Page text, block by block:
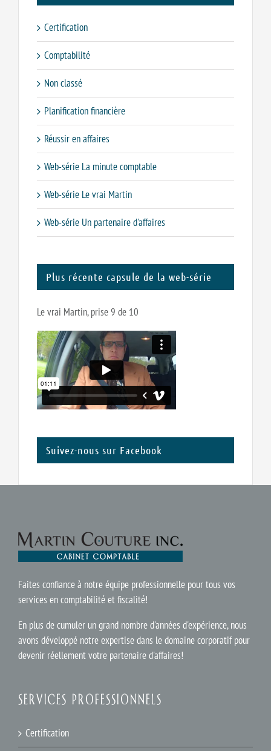
Certification
Comptabilité
Non classé
Planification financière
Réussir en affaires
Web-série La minute comptable
Web-série Le vrai Martin
Web-série Un partenaire d'affaires
Plus récente capsule de la web-série
Le vrai Martin, prise 9 de 10
Suivez-nous sur Facebook
Faites confiance à notre équipe professionnelle pour tous vos
services en comptabilité et fiscalité!
En plus de cumuler un grand nombre d'années d'expérience, nous
avons développé notre expertise dans le domaine corporatif pour
devenir réellement votre partenaire d'affaires!
SERVICES PROFESSIONNELS
Certification